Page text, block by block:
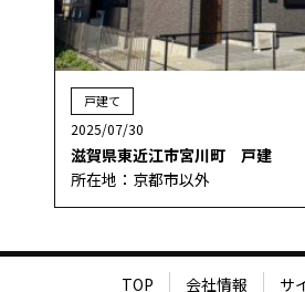
戸建て
2025/07/30
滋賀県東近江市宮川町 戸建
所在地：京都市以外
TOP 会社情報 サ